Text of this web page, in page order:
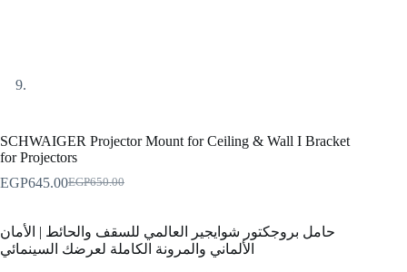
SCHWAIGER Projector Mount for Ceiling & Wall I Bracket
for Projectors
EGP650.00
EGP645.00
حامل بروجكتور شوايجير العالمي للسقف والحائط | الأمان
الألماني والمرونة الكاملة لعرضك السينمائي